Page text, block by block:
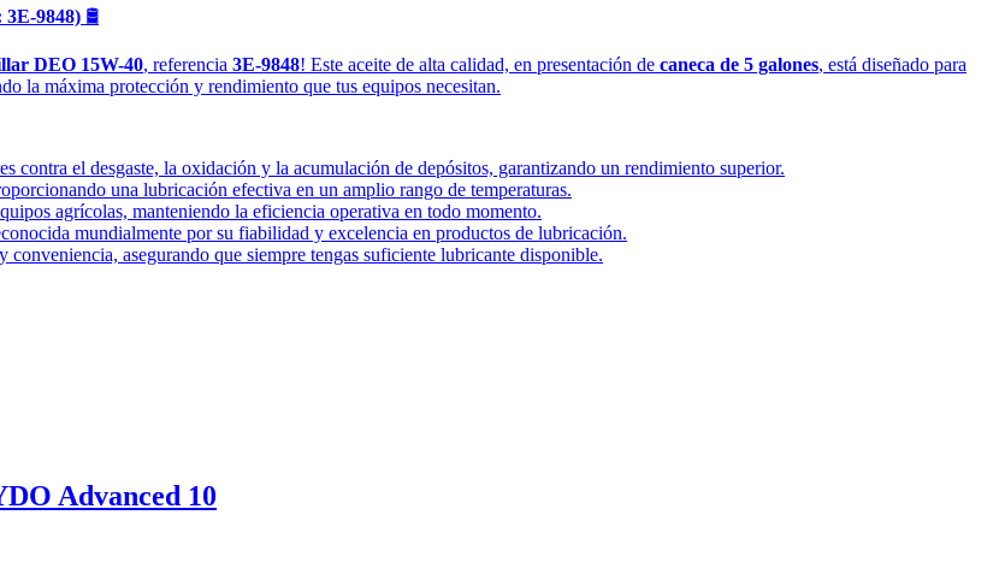
3E-9848) 🛢️
DEO 15W-40, referencia 3E-9848! Este aceite de alta calidad, en presentación de caneca de 5 galones, está diseñado para
la máxima protección y rendimiento que tus equipos necesitan.
contra el desgaste, la oxidación y la acumulación de depósitos, garantizando un rendimiento superior.
una lubricación efectiva en un amplio rango de temperaturas.
agrícolas, manteniendo la eficiencia operativa en todo momento.
mundialmente por su fiabilidad y excelencia en productos de lubricación.
conveniencia, asegurando que siempre tengas suficiente lubricante disponible.
Advanced 10